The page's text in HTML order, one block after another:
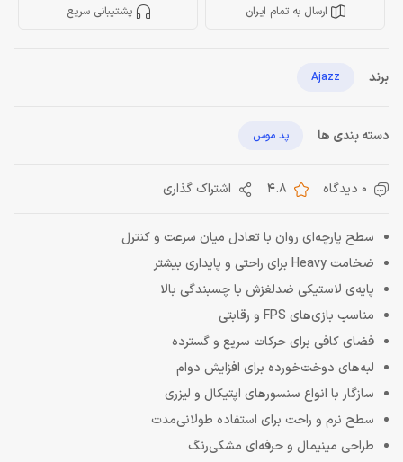
ارسال به تمام ایران پشتیبانی سریع
برند Ajazz
دسته بندی ها پد موس
0 دیدگاه 4.8 اشتراک گذاری
سطح پارچه‌ای روان با تعادل میان سرعت و کنترل
ضخامت Heavy برای راحتی و پایداری بیشتر
پایه‌ی لاستیکی ضدلغزش با چسبندگی بالا
مناسب بازی‌های FPS و رقابتی
فضای کافی برای حرکات سریع و گسترده
لبه‌های دوخت‌خورده برای افزایش دوام
سازگار با انواع سنسورهای اپتیکال و لیزری
سطح نرم و راحت برای استفاده طولانی‌مدت
طراحی مینیمال و حرفه‌ای مشکی‌رنگ